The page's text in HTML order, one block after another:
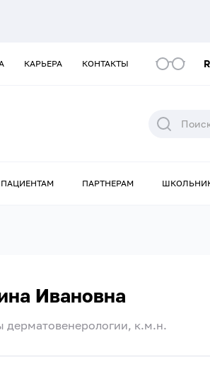
КАРЬЕРА КОНТАКТЫ
ПАЦИЕНТАМ ПАРТНЕРАМ
Ивановна
дерматовенерологии, к.м.н.